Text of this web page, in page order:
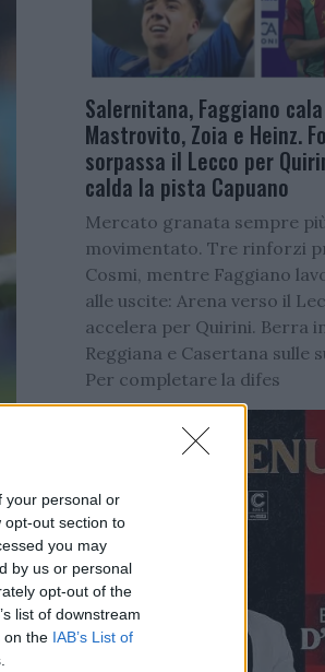
your personal or
opt-out section to
you may
by us or personal
opt-out of the
list of downstream
on the IAB’s List of
Salernitana, Faggiano
Mastrovito, Zoia e Heinz.
sorpassa il Lecco per
calda la pista Capuano
Mercato granata sempre
movimentato. Tre rinforzi
Cosmi, mentre Faggiano
alle uscite: Arena verso il
accelera per Quirini. Berra
Reggiana e Casertana sulle
Per completare la difes